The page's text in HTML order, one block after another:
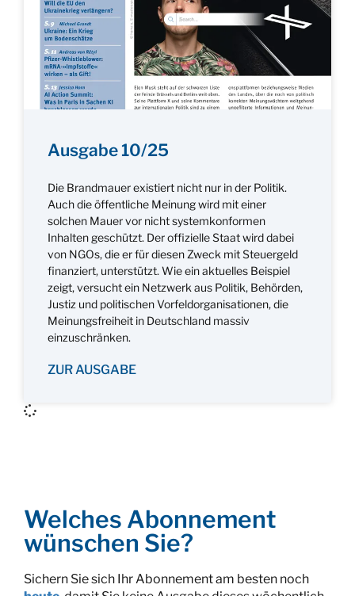
Ausgabe 10/25
Die Brandmauer existiert nicht nur in der Politik.
Auch die öffentliche Meinung wird mit einer
solchen Mauer vor nicht systemkonformen
Inhalten geschützt. Der offizielle Staat wird dabei
von NGOs, die er für diesen Zweck mit Steuergeld
finanziert, unterstützt. Wie ein aktuelles Beispiel
zeigt, versucht ein Netzwerk aus Politik, Behörden,
Justiz und politischen Vorfeldorganisationen, die
Meinungsfreiheit in Deutschland massiv
einzuschränken.
ZUR AUSGABE
Welches Abonnement
wünschen Sie?
Sichern Sie sich Ihr Abonnement am besten noch